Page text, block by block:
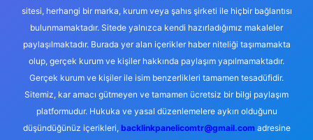
sitesi, herhangi bir marka, kurum veya şahıs şirketi ile hiçbir bağlantısı
bulunmamaktadır. Sitede yalnızca kendi hazırladığımız makaleler
paylaşılmaktadır. Burada yer alan içerikler haber niteliği taşımamakta
olup, gerçek kurum ve kişiler hakkında paylaşım yapılmamaktadır.
Gerçek kurum ve kişiler ile isim benzerlikleri tamamen tesadüfidir.
Sitemiz, kar amacı gütmeyen ve tamamen ücretsiz bir bilgi paylaşım
platformudur. Hukuka ve yasal düzenlemelere aykırı olduğunu
düşündüğünüz içerikleri, backlinkpanelicomtr@gmail.comadresine